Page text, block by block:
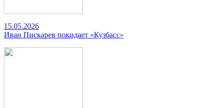
15.05.2026
Иван Пискарев покидает «Кузбасс»